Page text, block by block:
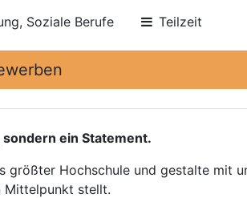
Soziale Berufe Teilzeit
sondern ein Statement.
größter Hochschule und gestalte mit
Mittelpunkt stellt.